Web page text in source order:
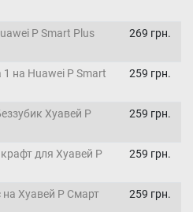
P Smart Plus
269 грн.
на Huawei P Smart
259 грн.
Хуавей Р
259 грн.
для Хуавей Р
259 грн.
на Хуавей Р Смарт
259 грн.